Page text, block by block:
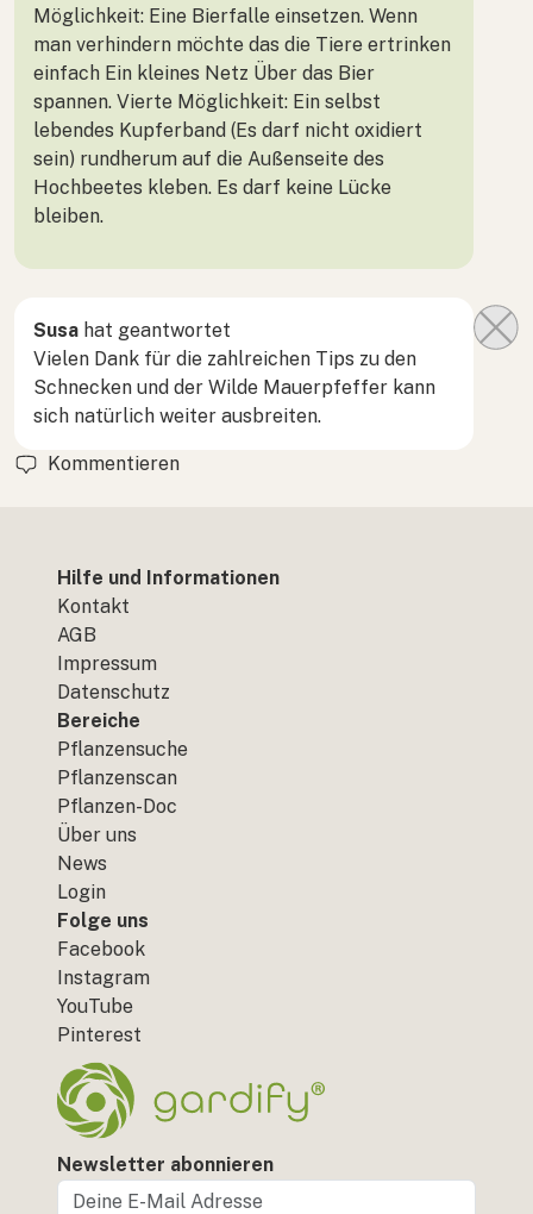
Möglichkeit: Eine Bierfalle einsetzen. Wenn
man verhindern möchte das die Tiere ertrinken
einfach Ein kleines Netz Über das Bier
spannen. Vierte Möglichkeit: Ein selbst
lebendes Kupferband (Es darf nicht oxidiert
sein) rundherum auf die Außenseite des
Hochbeetes kleben. Es darf keine Lücke
bleiben.
Susa hat geantwortet
Vielen Dank für die zahlreichen Tips zu den
Schnecken und der Wilde Mauerpfeffer kann
sich natürlich weiter ausbreiten.
Kommentieren
Hilfe und Informationen
Kontakt
AGB
Impressum
Datenschutz
Bereiche
Pflanzensuche
Pflanzenscan
Pflanzen-Doc
Über uns
News
Login
Folge uns
Facebook
Instagram
YouTube
Pinterest
Newsletter abonnieren